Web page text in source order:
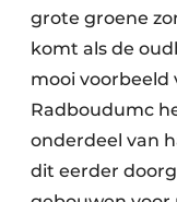
grote groene
komt als de
mooi voorbeeld
Radboudumc
onderdeel van
dit eerder